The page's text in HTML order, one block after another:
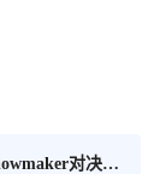
LCK夏季赛赛事预告：榜首大战 Showmaker对决Chovy